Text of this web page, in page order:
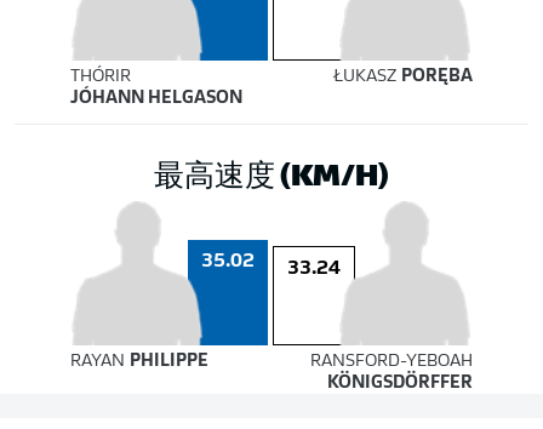
THÓRIR
JÓHANN HELGASON
ŁUKASZ PORĘBA
最高速度 (KM/H)
35.02 33.24
RAYAN PHILIPPE
RANSFORD-YEBOAH
KÖNIGSDÖRFFER